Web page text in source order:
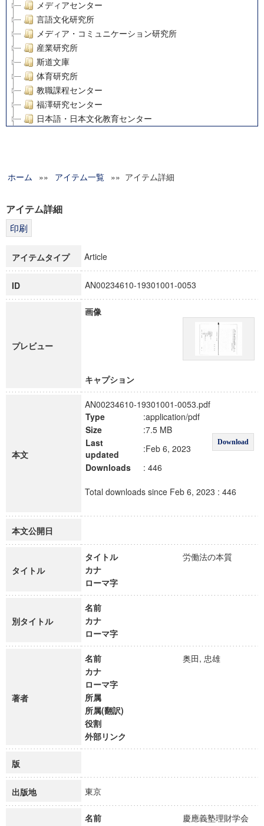
メディアセンター
言語文化研究所
メディア・コミュニケーション研究所
産業研究所
斯道文庫
体育研究所
教職課程センター
福澤研究センター
日本語・日本文化教育センター
グローバルリサーチインスティテュート
科学研究費補助金研究成果報告書
博士課程教育リーディングプログラム「超成熟社会発展のサ
ホーム »» アイテム一覧 »» アイテム詳細
アイテム詳細
アイテムタイプ Article
ID AN00234610-19301001-0053
プレビュー
画像
キャプション
本文
AN00234610-19301001-0053.pdf
Type
:application/pdf
Download
Size
:7.5 MB
Last
updated
:Feb 6, 2023
Downloads
: 446
Total downloads since Feb 6, 2023 : 446
本文公開日
タイトル
タイトル
労働法の本質
カナ
ローマ字
別タイトル
名前
カナ
ローマ字
著者
名前
奥田, 忠雄
カナ
ローマ字
所属
所属(翻訳)
役割
外部リンク
版
出版地 東京
名前 慶應義塾理財学会